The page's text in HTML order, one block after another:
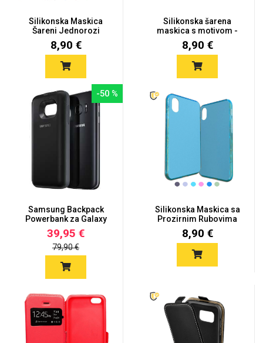
Silikonska Maskica
Šareni Jednorozi
Galaxy S7...
8,90 €
Silikonska šarena
maskica s motivom -
Galaxy S...
8,90 €
-50 %
Samsung Backpack
Powerbank za Galaxy
S7 – 2700...
39,95 €
79,90 €
Silikonska Maskica sa
Prozirnim Rubovima
za Ga...
8,90 €